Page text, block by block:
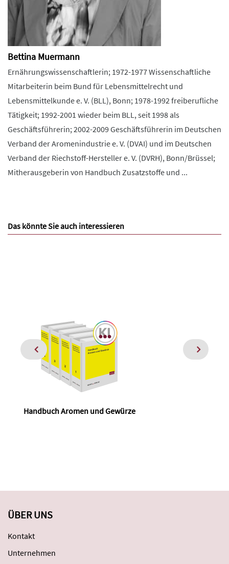
Bettina Muermann
Ernährungswissenschaftlerin; 1972-1977 Wissenschaftliche
Mitarbeiterin beim Bund für Lebensmittelrecht und
Lebensmittelkunde e. V. (BLL), Bonn; 1978-1992 freiberufliche
Tätigkeit; 1992-2001 wieder beim BLL, seit 1998 als
Geschäftsführerin; 2002-2009 Geschäftsführerin im Deutschen
Verband der Aromenindustrie e. V. (DVAI) und im Deutschen
Verband der Riechstoff-Hersteller e. V. (DVRH), Bonn/Brüssel;
Mitherausgeberin von Handbuch Zusatzstoffe und ...
Das könnte Sie auch interessieren
Handbuch Aromen und Gewürze
ÜBER UNS
Kontakt
Unternehmen